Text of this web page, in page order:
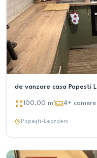
de vanzare casa Popesti
100.00 m² 4+ camere
Popești-Leordeni